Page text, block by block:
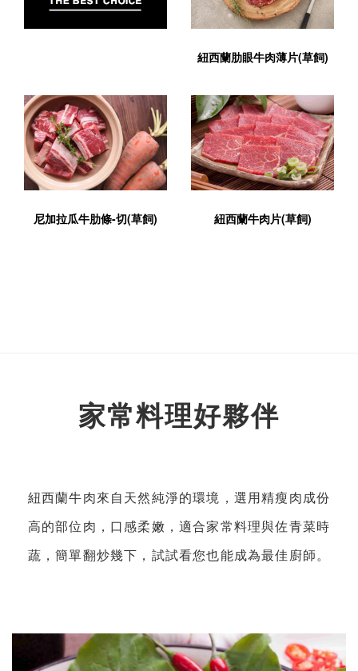
紐西蘭肋眼牛肉薄片(草飼)
尼加拉瓜牛肋條-切(草飼) 紐西蘭牛肉片(草飼)
家常料理好夥伴
紐西蘭牛肉來自天然純淨的環境，選用精瘦肉成份
高的部位肉，口感柔嫩，適合家常料理與佐青菜時
蔬，簡單翻炒幾下，試試看您也能成為最佳廚師。